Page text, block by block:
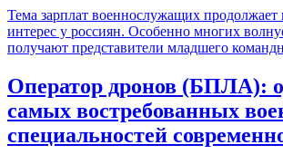
Тема зарплат военнослужащих
интерес у россиян. Особенно многих
получают представители младшего
Оператор дронов (БПЛА):
самых востребованных
специальностей